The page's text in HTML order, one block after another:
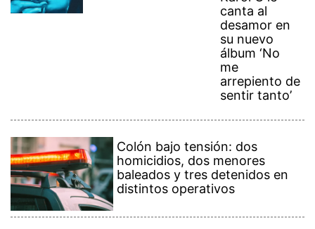
canta al
desamor en
su nuevo
álbum ‘No
me
arrepiento de
sentir tanto’
Colón bajo tensión: dos
homicidios, dos menores
baleados y tres detenidos en
distintos operativos